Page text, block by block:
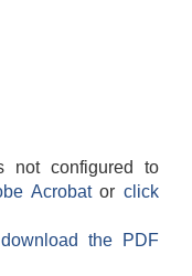
not configured to
Acrobatorclick
the PDF